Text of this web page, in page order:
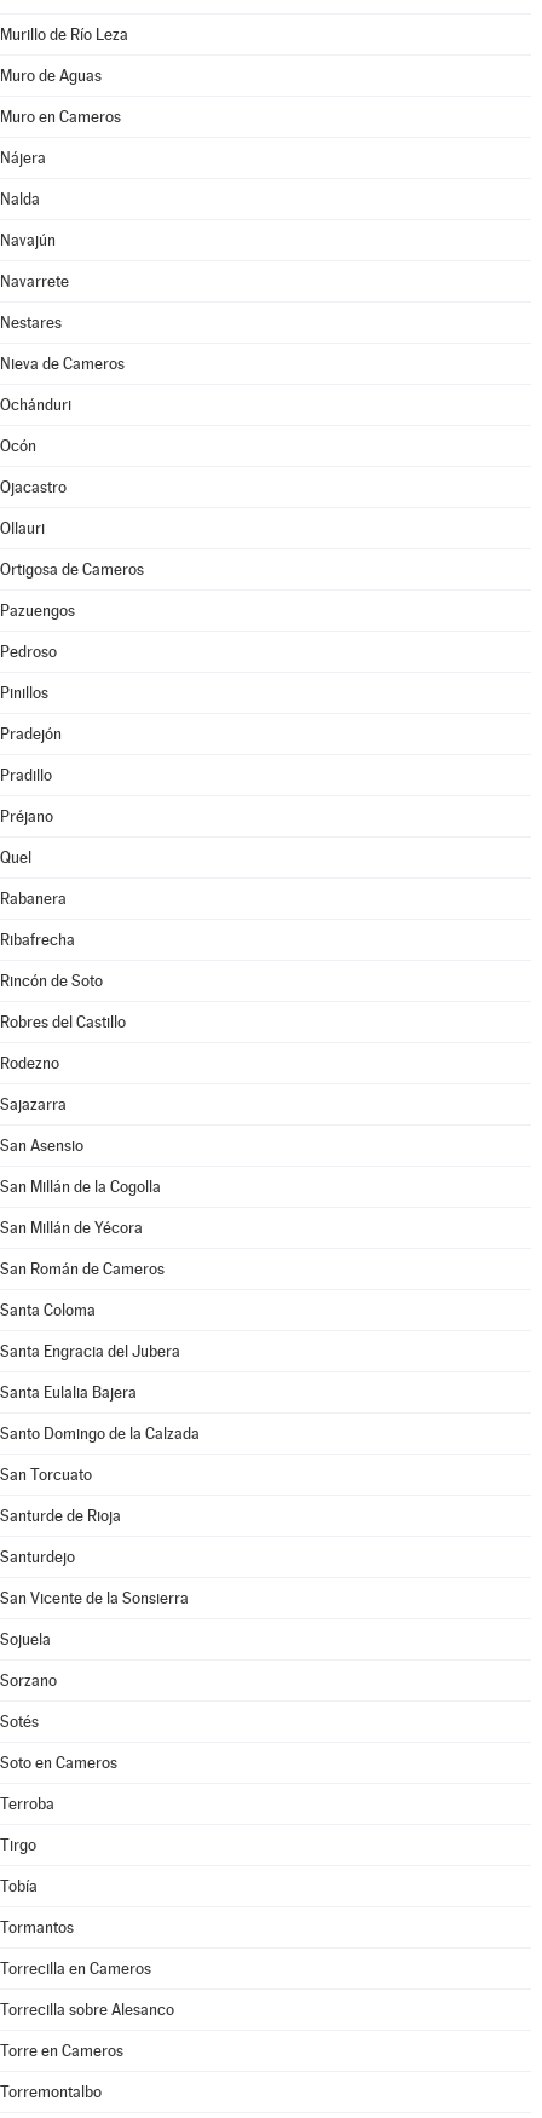
Murillo de Río Leza
Muro de Aguas
Muro en Cameros
Nájera
Nalda
Navajún
Navarrete
Nestares
Nieva de Cameros
Ochánduri
Ocón
Ojacastro
Ollauri
Ortigosa de Cameros
Pazuengos
Pedroso
Pinillos
Pradejón
Pradillo
Préjano
Quel
Rabanera
Ribafrecha
Rincón de Soto
Robres del Castillo
Rodezno
Sajazarra
San Asensio
San Millán de la Cogolla
San Millán de Yécora
San Román de Cameros
Santa Coloma
Santa Engracia del Jubera
Santa Eulalia Bajera
Santo Domingo de la Calzada
San Torcuato
Santurde de Rioja
Santurdejo
San Vicente de la Sonsierra
Sojuela
Sorzano
Sotés
Soto en Cameros
Terroba
Tirgo
Tobía
Tormantos
Torrecilla en Cameros
Torrecilla sobre Alesanco
Torre en Cameros
Torremontalbo